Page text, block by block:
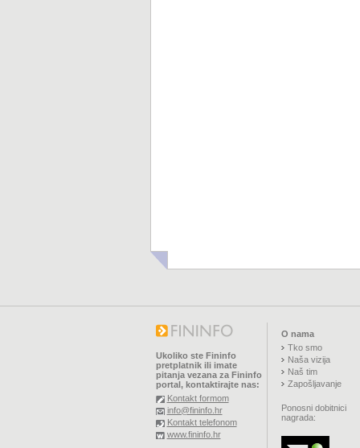
Ukoliko ste Fininfo
pretplatnik ili imate
pitanja vezana za Fininfo
portal, kontaktirajte nas:
Kontakt formom
info@fininfo.hr
Kontakt telefonom
www.fininfo.hr
O nama
Tko smo
Naša vizija
Naš tim
Zapošljavanje
Ponosni dobitnici
nagrada: